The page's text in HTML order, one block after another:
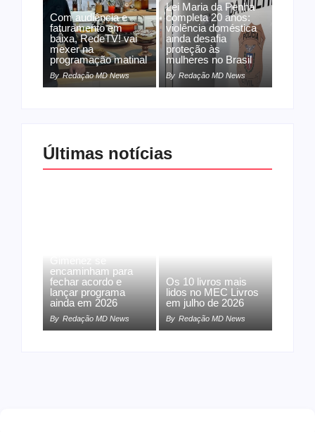
Com audiência e
faturamento em
baixa, RedeTV! vai
mexer na
programação matinal
By Redação MD News
Lei Maria da Penha
completa 20 anos:
violência doméstica
ainda desafia
proteção às
mulheres no Brasil
By Redação MD News
Últimas notícias
encaminham para
fechar acordo e
lançar programa
ainda em 2026
By Redação MD News
Os 10 livros mais
lidos no MEC Livros
em julho de 2026
By Redação MD News